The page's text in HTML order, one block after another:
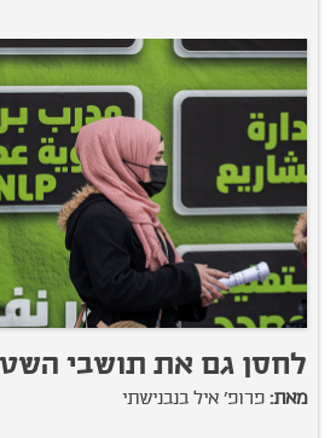
לחסן גם את תושבי
מאת: פרופ' איל בנבנישתי